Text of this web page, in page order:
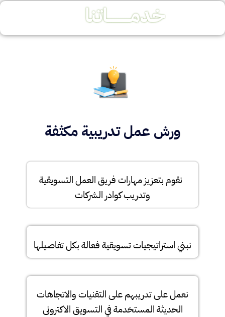
خدمـــــــــــاتنا
ورش عمل تدريبية مكثفة
نقوم بتعزيز مهارات فريق العمل التسويقية
وتدريب كوادر الشركات
نبني استراتيجيات تسويقية فعالة بكل تفاصيلها
نعمل على تدريبهم على التقنيات والاتجاهات
الحديثة المستخدمة في التسويق الاكترونى